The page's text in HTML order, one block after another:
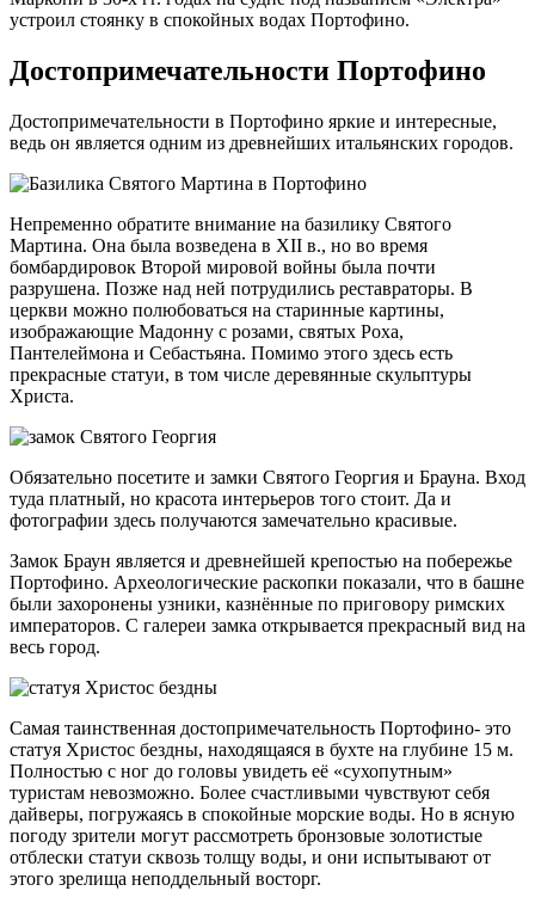
устроил стоянку в спокойных водах Портофино.
Достопримечательности Портофино
Достопримечательности в Портофино яркие и интересные,
ведь он является одним из древнейших итальянских городов.
Непременно обратите внимание на базилику Святого
Мартина. Она была возведена в XII в., но во время
бомбардировок Второй мировой войны была почти
разрушена. Позже над ней потрудились реставраторы. В
церкви можно полюбоваться на старинные картины,
изображающие Мадонну с розами, святых Роха,
Пантелеймона и Себастьяна. Помимо этого здесь есть
прекрасные статуи, в том числе деревянные скульптуры
Христа.
Обязательно посетите и замки Святого Георгия и Брауна. Вход
туда платный, но красота интерьеров того стоит. Да и
фотографии здесь получаются замечательно красивые.
Замок Браун является и древнейшей крепостью на побережье
Портофино. Археологические раскопки показали, что в башне
были захоронены узники, казнённые по приговору римских
императоров. С галереи замка открывается прекрасный вид на
весь город.
Самая таинственная достопримечательность Портофино- это
статуя Христос бездны, находящаяся в бухте на глубине 15 м.
Полностью с ног до головы увидеть её «сухопутным»
туристам невозможно. Более счастливыми чувствуют себя
дайверы, погружаясь в спокойные морские воды. Но в ясную
погоду зрители могут рассмотреть бронзовые золотистые
отблески статуи сквозь толщу воды, и они испытывают от
этого зрелища неподдельный восторг.